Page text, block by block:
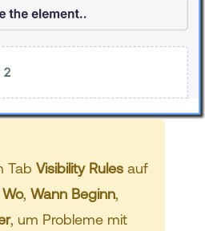
Tab Visibility Rulesauf
Wo, Wann Beginn,
, um Probleme mit